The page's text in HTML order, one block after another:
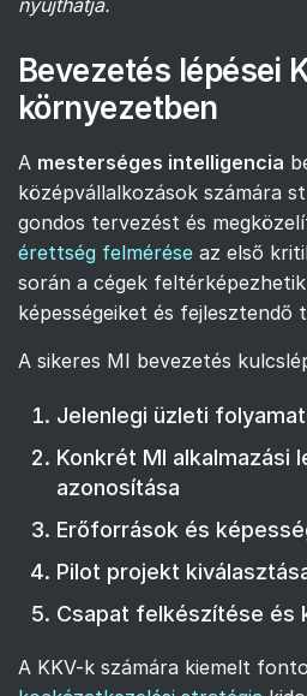
nyújthatja.
Bevezetés lépései
környezetben
A mesterséges intelligencia
középvállalkozások számára
gondos tervezést és
érettség felmérése az első
során a cégek
képességeiket és fejlesztendő
A sikeres MI bevezetés
Jelenlegi üzleti
Konkrét MI alkalmazási
azonosítása
Erőforrások és
Pilot projekt
Csapat felkészítése és
A KKV-k számára kiemelt